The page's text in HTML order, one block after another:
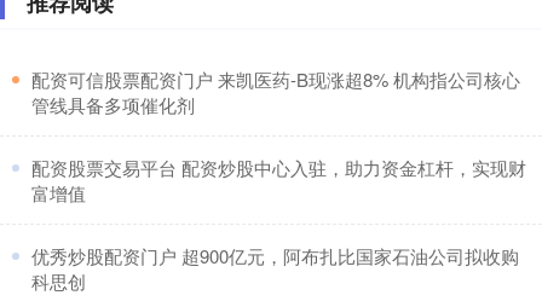
​配资可信股票配资门户 来凯医药-B现涨超8% 机构指公司核心
管线具备多项催化剂
​配资股票交易平台 配资炒股中心入驻，助力资金杠杆，实现财
富增值
​优秀炒股配资门户 超900亿元，阿布扎比国家石油公司拟收购
科思创